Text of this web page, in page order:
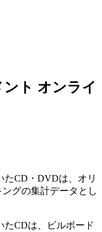
ト オンライ
たCD・DVDは、オリ
グの集計データとし
たCDは、ビルボード